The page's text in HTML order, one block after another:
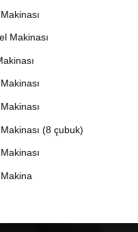
Makinası
(8 çubuk)